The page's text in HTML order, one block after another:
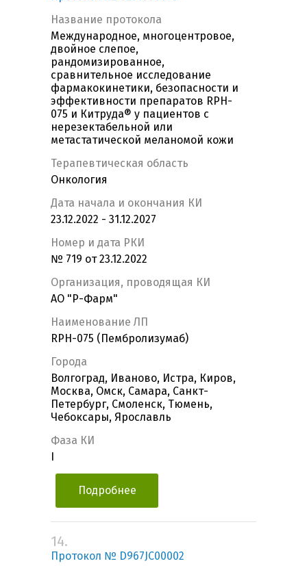
Название протокола
Международное, многоцентровое,
двойное слепое,
рандомизированное,
сравнительное исследование
фармакокинетики, безопасности и
эффективности препаратов RPH-
075 и Китруда® у пациентов с
нерезектабельной или
метастатической меланомой кожи
Терапевтическая область
Онкология
Дата начала и окончания КИ
23.12.2022 - 31.12.2027
Номер и дата РКИ
№ 719 от 23.12.2022
Организация, проводящая КИ
АО "Р-Фарм"
Наименование ЛП
RPH-075 (Пембролизумаб)
Города
Волгоград, Иваново, Истра, Киров,
Москва, Омск, Самара, Санкт-
Петербург, Смоленск, Тюмень,
Чебоксары, Ярославль
Фаза КИ
Подробнее
14.
Протокол № D967JC00002